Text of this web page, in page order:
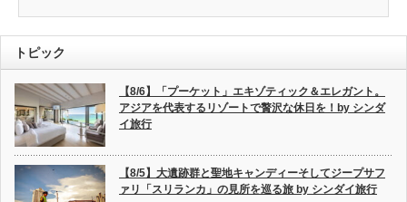
トピック
【8/6】「プーケット」エキゾティック＆エレガント。
アジアを代表するリゾートで贅沢な休日を！by シンダ
イ旅行
【8/5】大遺跡群と聖地キャンディーそしてジープサフ
ァリ「スリランカ」の見所を巡る旅 by シンダイ旅行